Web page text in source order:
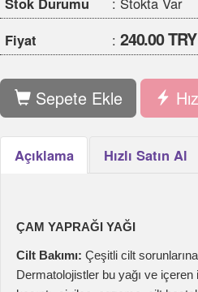
Sepete Ekle Hızlı
Cilt Bakımı: Çeşitli cilt sorunlarına
yenilenmiş ve parlak bir görüntü verir
görevi üstlenir. (2) Serbest radikaller
saldırarak bu dokuların